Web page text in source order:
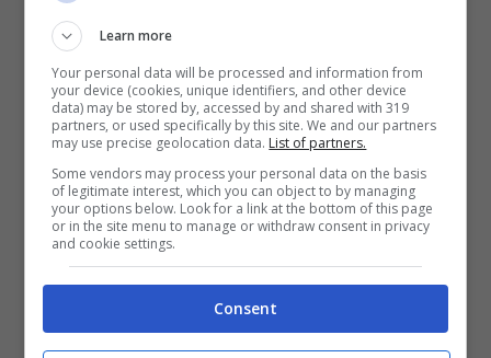
per me magico”
dellaIncorvaia, ospite a “Verissimo” al
fianco del compagno.
Il toccante racconto ha scosso il pubblico e
ha dimostrato quanto Clizia tenga al suo
Paolo e alla sua famiglia. Presente negli
studi del format della Toffanin anche
Ciavarro, lui stesso ha raccontato come
Learn more
Your personal data will be processed and information from
your device (cookies, unique identifiers, and other device
data) may be stored by, accessed by and shared with 319
partners, or used specifically by this site. We and our partners
may use precise geolocation data. List of partners.
Some vendors may process your personal data on the basis
of legitimate interest, which you can object to by managing
your options below. Look for a link at the bottom of this page
or in the site menu to manage or withdraw consent in privacy
and cookie settings.
Consent